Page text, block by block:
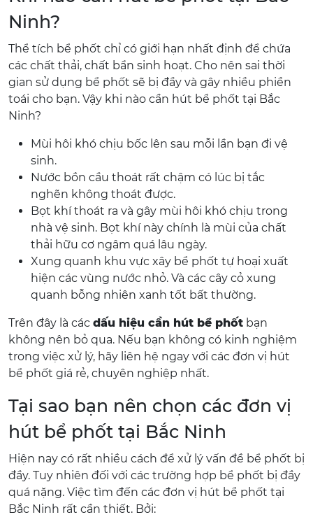
Ninh?
Thể tích bể phốt chỉ có giới hạn nhất định để chứa
các chất thải, chất bẩn sinh hoạt. Cho nên sai thời
gian sử dụng bể phốt sẽ bị đầy và gây nhiều phiền
toái cho bạn. Vậy khi nào cần hút bể phốt tại Bắc
Ninh?
Mùi hôi khó chịu bốc lên sau mỗi lần bạn đi vệ
sinh.
Nước bồn cầu thoát rất chậm có lúc bị tắc
nghẽn không thoát được.
Bọt khí thoát ra và gây mùi hôi khó chịu trong
nhà vệ sinh. Bọt khí này chính là mùi của chất
thải hữu cơ ngâm quá lâu ngày.
Xung quanh khu vực xây bể phốt tự hoại xuất
hiện các vùng nước nhỏ. Và các cây cỏ xung
quanh bỗng nhiên xanh tốt bất thường.
Trên đây là các dấu hiệu cần hút bể phốt bạn
không nên bỏ qua. Nếu bạn không có kinh nghiệm
trong việc xử lý, hãy liên hệ ngay với các đơn vị hút
bể phốt giá rẻ, chuyên nghiệp nhất.
Tại sao bạn nên chọn các đơn vị
hút bể phốt tại Bắc Ninh
Hiện nay có rất nhiều cách để xử lý vấn đề bể phốt bị
đầy. Tuy nhiên đối với các trường hợp bể phốt bị đầy
quá nặng. Việc tìm đến các đơn vị hút bể phốt tại
Bắc Ninh rất cần thiết. Bởi: